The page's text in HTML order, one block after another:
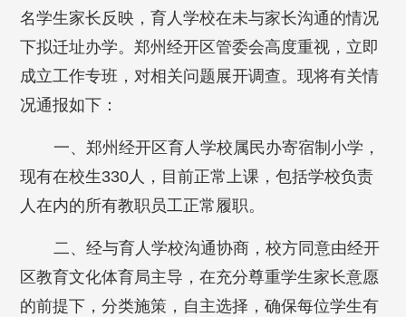
名学生家长反映，育人学校在未与家长沟通的情况
下拟迁址办学。郑州经开区管委会高度重视，立即
成立工作专班，对相关问题展开调查。现将有关情
况通报如下：
一、郑州经开区育人学校属民办寄宿制小学，
现有在校生330人，目前正常上课，包括学校负责
人在内的所有教职员工正常履职。
二、经与育人学校沟通协商，校方同意由经开
区教育文化体育局主导，在充分尊重学生家长意愿
的前提下，分类施策，自主选择，确保每位学生有